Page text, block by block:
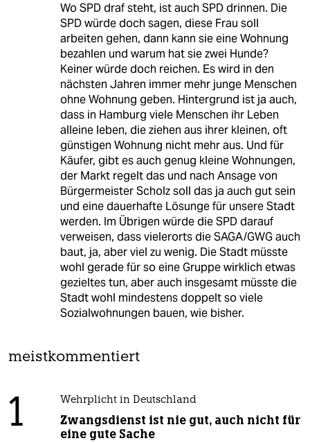
Wo SPD draf steht, ist auch SPD drinnen. Die
SPD würde doch sagen, diese Frau soll
arbeiten gehen, dann kann sie eine Wohnung
bezahlen und warum hat sie zwei Hunde?
Keiner würde doch reichen. Es wird in den
nächsten Jahren immer mehr junge Menschen
ohne Wohnung geben. Hintergrund ist ja auch,
dass in Hamburg viele Menschen ihr Leben
alleine leben, die ziehen aus ihrer kleinen, oft
günstigen Wohnung nicht mehr aus. Und für
Käufer, gibt es auch genug kleine Wohnungen,
der Markt regelt das und nach Ansage von
Bürgermeister Scholz soll das ja auch gut sein
und eine dauerhafte Lösunge für unsere Stadt
werden. Im Übrigen würde die SPD darauf
verweisen, dass vielerorts die SAGA/GWG auch
baut, ja, aber viel zu wenig. Die Stadt müsste
wohl gerade für so eine Gruppe wirklich etwas
gezieltes tun, aber auch insgesamt müsste die
Stadt wohl mindestens doppelt so viele
Sozialwohnungen bauen, wie bisher.
meistkommentiert
1 Wehrplicht in Deutschland
Zwangsdienst ist nie gut, auch nicht für
eine gute Sache